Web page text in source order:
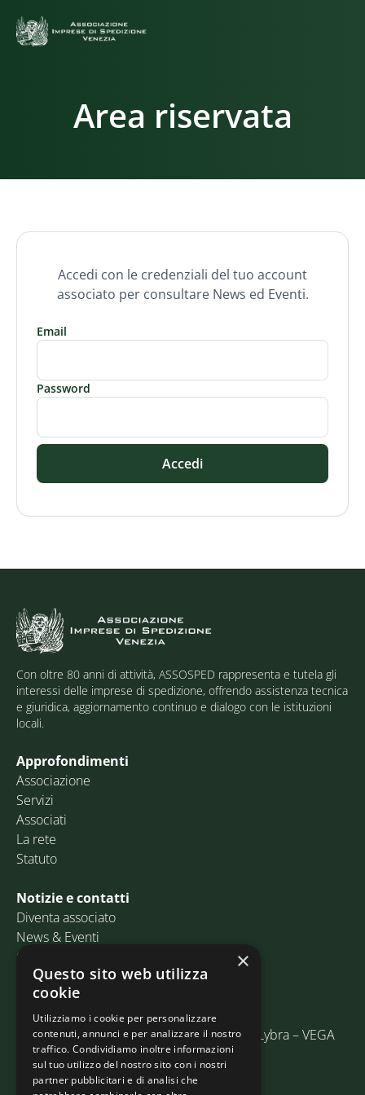
Area riservata
Accedi con le credenziali del tuo account
associato per consultare News ed Eventi.
Email
Password
Accedi
Con oltre 80 anni di attività, ASSOSPED rappresenta e tutela gli
interessi delle imprese di spedizione, offrendo assistenza tecnica
e giuridica, aggiornamento continuo e dialogo con le istituzioni
locali.
Approfondimenti
Associazione
Servizi
Associati
La rete
Statuto
Notizie e contatti
Diventa associato
News & Eventi
Contatti
Email:info@assosped.it
PEC: assospedvenezia@pec.fedespedi.it
Indirizzo: Via delle Industrie, 19/C Edificio Lybra – VEGA
30175 Marghera (VE)
×
Questo sito web utilizza
cookie
Utilizziamo i cookie per personalizzare
contenuti, annunci e per analizzare il nostro
traffico. Condividiamo inoltre informazioni
sul tuo utilizzo del nostro sito con i nostri
partner pubblicitari e di analisi che